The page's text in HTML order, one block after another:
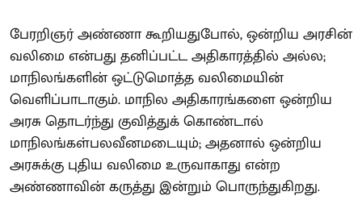
பேரறிஞர் அண்ணா கூறியதுபோல், ஒன்றிய அரசின்
வலிமை என்பது தனிப்பட்ட அதிகாரத்தில் அல்ல;
மாநிலங்களின் ஒட்டுமொத்த வலிமையின்
வெளிப்பாடாகும். மாநில அதிகாரங்களை ஒன்றிய
அரசு தொடர்ந்து குவித்துக் கொண்டால்
மாநிலங்கள்பலவீனமடையும்; அதனால் ஒன்றிய
அரசுக்கு புதிய வலிமை உருவாகாது என்ற
அண்ணாவின் கருத்து இன்றும் பொருந்துகிறது.